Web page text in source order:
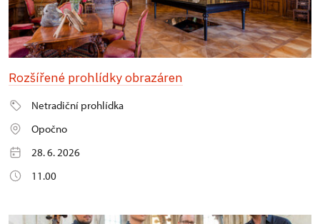
Rozšířené prohlídky obrazáren
Netradiční prohlídka
Opočno
28. 6. 2026
11.00